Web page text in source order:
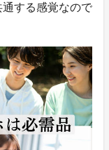
する感覚なので